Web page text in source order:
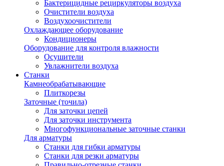
Бактерицидные рециркуляторы воздуха
Очистители воздуха
Воздухоочистители
Охлаждающее оборудование
Кондиционеры
Оборудование для контроля влажности
Осушители
Увлажнители воздуха
Станки
Камнеобрабатывающие
Плиткорезы
Заточные (точила)
Для заточки цепей
Для заточки инструмента
Многофункциональные заточные станки
Для арматуры
Станки для гибки арматуры
Станки для резки арматуры